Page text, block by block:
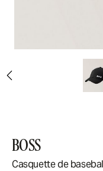
BOSS
Casquette de